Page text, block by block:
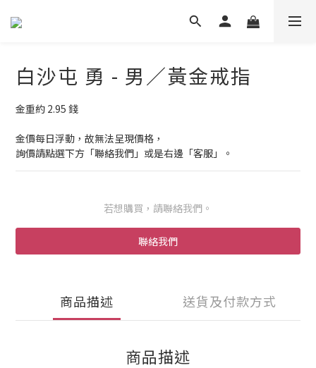
白沙屯 勇 - 男／黃金戒指
金重約 2.95 錢
金價每日浮動，故無法呈現價格，
詢價請點選下方「聯絡我們」或是右邊「客服」。
若想購買，請聯絡我們。
聯絡我們
商品描述 送貨及付款方式
商品描述